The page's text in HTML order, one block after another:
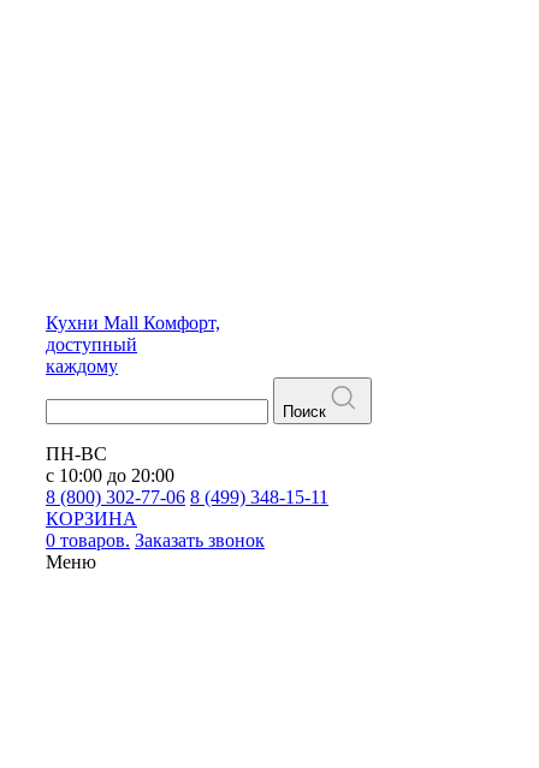
Кухни Mall Комфорт,
доступный
каждому
Поиск
ПН-ВС
с 10:00 до 20:00
8 (800) 302-77-06 8 (499) 348-15-11
КОРЗИНА
0 товаров. Заказать звонок
Меню